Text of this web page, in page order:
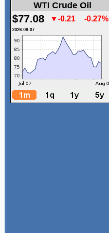
WTI Crude Oil
$77.08 ▼-0.21 -0.27%
2026.08.07